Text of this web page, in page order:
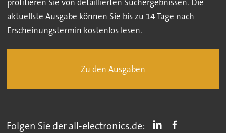
aktuellste Ausgabe können Sie bis zu 14 Tage nach
Erscheinungstermin kostenlos lesen.
Zu den Ausgaben
Folgen Sie der all-electronics.de: